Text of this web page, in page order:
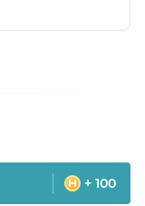
+ 100